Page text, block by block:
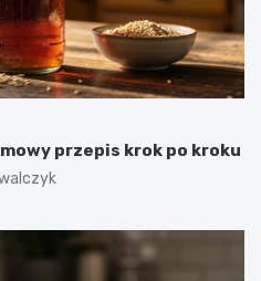
przepis krok po kroku